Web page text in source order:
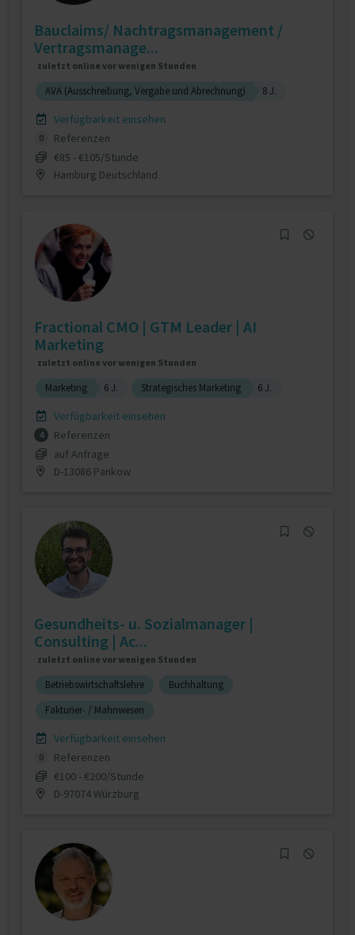
Bauclaims/ Nachtragsmanagement /
Vertragsmanage...
zuletzt online vor wenigen Stunden
AVA (Ausschreibung, Vergabe und Abrechnung) 8 J.
Verfügbarkeit einsehen
0
Referenzen
€85 - €105/Stunde
Hamburg Deutschland
Fractional CMO | GTM Leader | AI
Marketing
zuletzt online vor wenigen Stunden
Marketing 6 J. Strategisches Marketing 6 J.
Verfügbarkeit einsehen
4
Referenzen
auf Anfrage
D-13086 Pankow
Gesundheits- u. Sozialmanager |
Consulting | Ac...
zuletzt online vor wenigen Stunden
Betriebswirtschaftslehre
Buchhaltung
Fakturier- / Mahnwesen
Verfügbarkeit einsehen
0
Referenzen
€100 - €200/Stunde
D-97074 Würzburg